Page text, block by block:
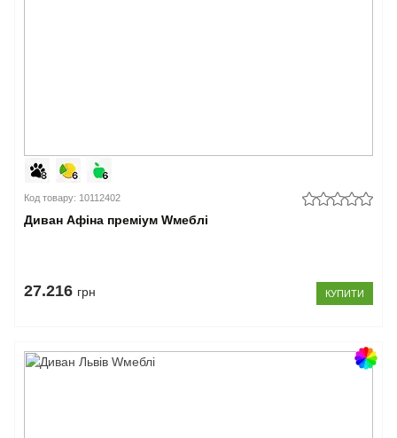
Код товару: 10112402
Диван Афіна преміум Wмеблі
27.216 грн КУПИТИ